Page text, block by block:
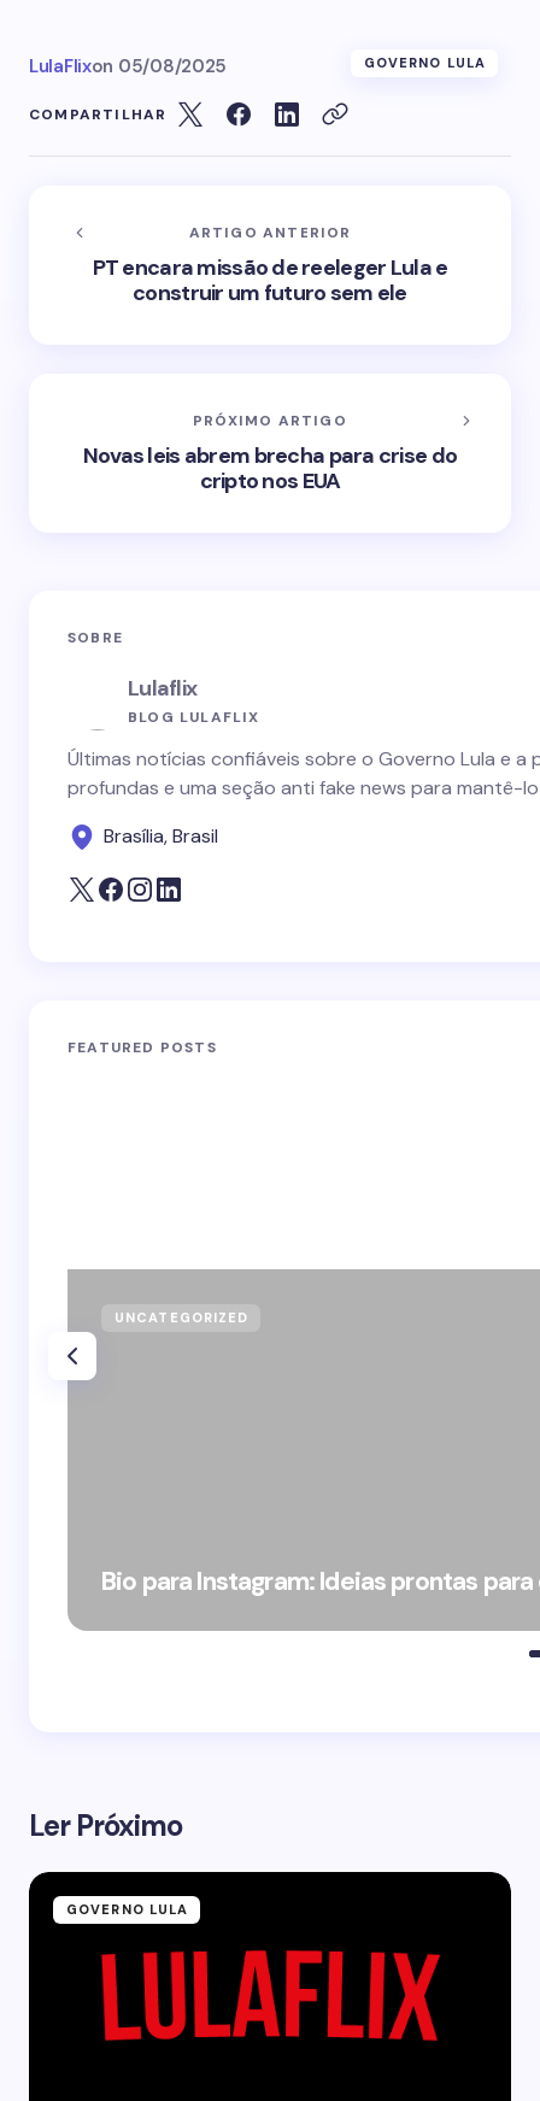
LulaFlixon 05/08/2025 GOVERNO LULA
COMPARTILHAR
ARTIGO ANTERIOR
PT encara missão de reeleger Lula e
construir um futuro sem ele
PRÓXIMO ARTIGO
Novas leis abrem brecha para crise do
cripto nos EUA
SOBRE
Lulaflix
BLOG LULAFLIX
Últimas notícias confiáveis sobre o Governo Lula e
profundas e uma seção anti fake news para mantê-
Brasília, Brasil
FEATURED POSTS
UNCATEGORIZED
Bio para Instagram: Ideias prontas
Ler Próximo
GOVERNO LULA